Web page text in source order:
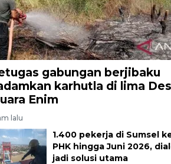
gabungan berjibaku
karhutla di lima
Enim
lalu
1.400 pekerja di Sumsel
PHK hingga Juni 2026,
jadi solusi utama